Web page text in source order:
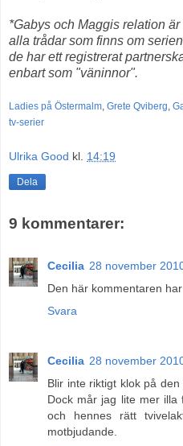
*Gabys och Maggis relation
alla trådar som finns om
de har ett registrerat
enbart som "väninnor".
Ladies på Östermalm, Grete Qviberg,
tv-serier
Ulrika Good kl. 14:19
Dela
9 kommentarer:
Cecilia 28 november
Den här kommentaren
Svara
Cecilia 28 november
Blir inte riktigt klok på
Dock mår jag lite mer illa
och hennes rätt
motbjudande.